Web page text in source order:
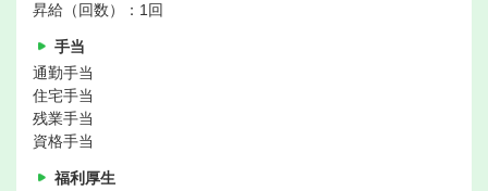
昇給（回数）：1回
手当
通勤手当
住宅手当
残業手当
資格手当
福利厚生